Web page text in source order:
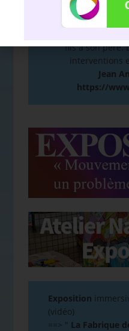
DEVOIR
fils à son père.
interventions
Jean
https://
Exposition
(vidéo)
==> " La Fabrique